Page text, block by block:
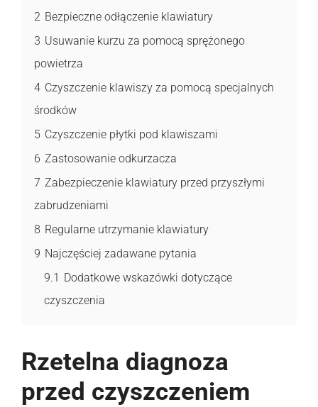
2 Bezpieczne odłączenie klawiatury
3 Usuwanie kurzu za pomocą sprężonego
powietrza
4 Czyszczenie klawiszy za pomocą specjalnych
środków
5 Czyszczenie płytki pod klawiszami
6 Zastosowanie odkurzacza
7 Zabezpieczenie klawiatury przed przyszłymi
zabrudzeniami
8 Regularne utrzymanie klawiatury
9 Najczęściej zadawane pytania
9.1 Dodatkowe wskazówki dotyczące
czyszczenia
Rzetelna diagnoza
przed czyszczeniem